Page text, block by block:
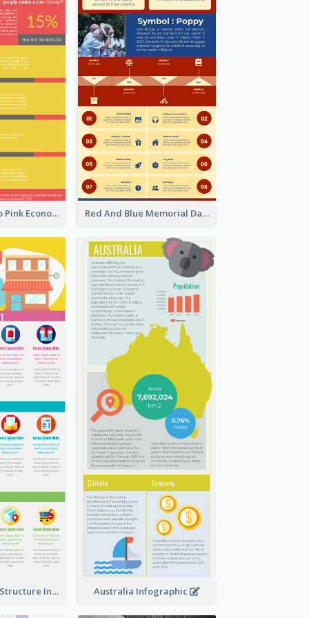
Introduction To Pink Economy Infographic Red And Blue Memorial Day Fasts Infographic Design
Clothing Store Structure Infographic Australia Infographic